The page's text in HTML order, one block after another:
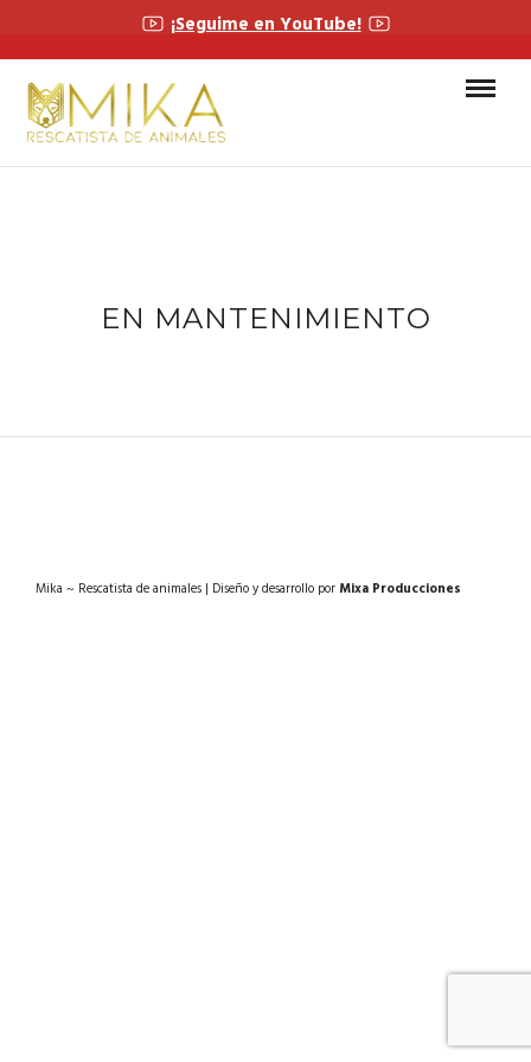
¡Seguime en YouTube!
EN MANTENIMIENTO
Mika ~ Rescatista de animales | Diseño y desarrollo por Mixa Producciones